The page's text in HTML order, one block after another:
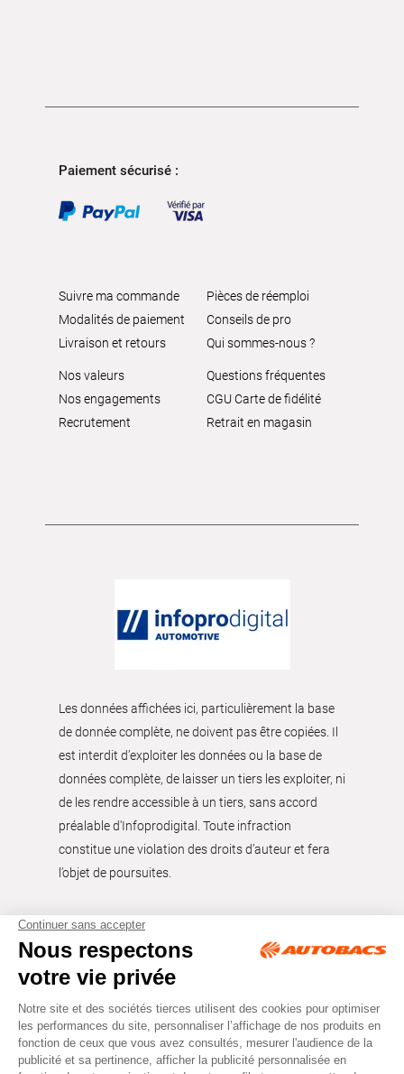
Paiement sécurisé :
Suivre ma commande
Modalités de paiement
Livraison et retours
Pièces de réemploi
Conseils de pro
Qui sommes-nous ?
Nos valeurs
Nos engagements
Recrutement
Questions fréquentes
CGU Carte de fidélité
Retrait en magasin
Les données affichées ici, particulièrement la base
de donnée complète, ne doivent pas être copiées. Il
est interdit d’exploiter les données ou la base de
données complète, de laisser un tiers les exploiter, ni
de les rendre accessible à un tiers, sans accord
préalable d'Infoprodigital. Toute infraction
constitue une violation des droits d’auteur et fera
l’objet de poursuites.
Tous droits réservés © Autobacs